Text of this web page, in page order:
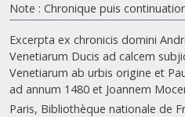
Note : Chronique puis
Excerpta ex chronicis domini
Venetiarum Ducis ad calcem
Venetiarum ab urbis origine et
ad annum 1480 et Joannem
Paris, Bibliothèque nationale de